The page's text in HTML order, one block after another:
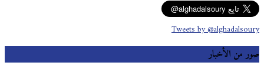
Tweets by @alghadalsoury
صور من الأخبار